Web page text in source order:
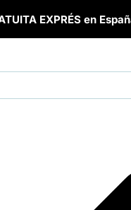
EXPRÉS en